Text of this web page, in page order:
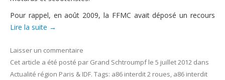
Pour rappel, en août 2009, la FFMC avait déposé un recours
Lire la suite →
Laisser un commentaire
Cet article a été posté par Grand Schtroumpfle 5 juillet 2012 dans
Actualité région Paris & IDF. Tags: a86 interdit 2 roues, a86 interdit